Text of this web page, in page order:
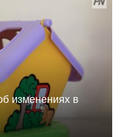
изменениях в